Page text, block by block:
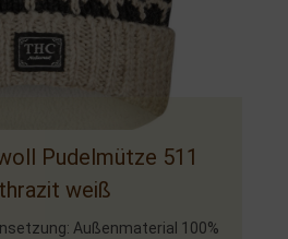
Pudelmütze 511
weiß
Außenmaterial 100%